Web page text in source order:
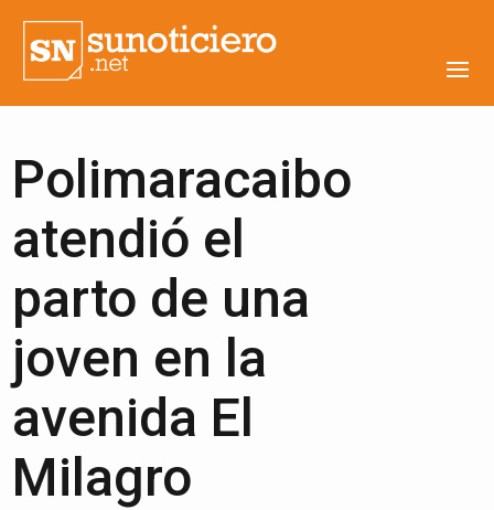
Polimaracaibo
atendió el
parto de una
joven en la
avenida El
Milagro